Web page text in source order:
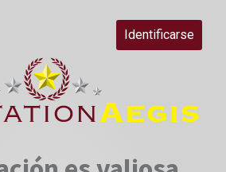
Identificarse